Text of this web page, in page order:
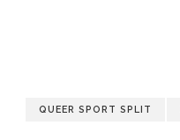
QUEER SPORT SPLIT